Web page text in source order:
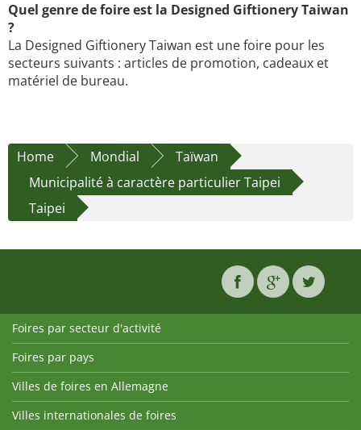
Quel genre de foire est la Designed Giftionery Taiwan
?
La Designed Giftionery Taiwan est une foire pour les
secteurs suivants : articles de promotion, cadeaux et
matériel de bureau.
Home Mondial
Taïwan
Municipalité à caractère particulier Taipei
Taipei
Foires par secteur d'activité
Foires par pays
Villes de foires en Allemagne
Villes internationales de foires